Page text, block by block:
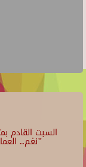
السبت القادم
"نغم..